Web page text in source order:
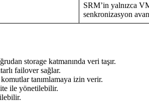
SRM’in yalnızca
senkronizasyon
storage katmanında veri taşır.
failover sağlar.
tanımlamaya izin verir.
ile yönetilebilir.